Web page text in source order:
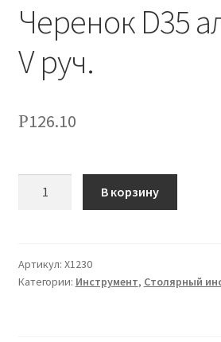
Контакты
Корзина
Мой аккаунт
Черенок D35
V руч.
Р126.10
В корзину
Артикул: Х1230
Категории: Инструмент, Столярный